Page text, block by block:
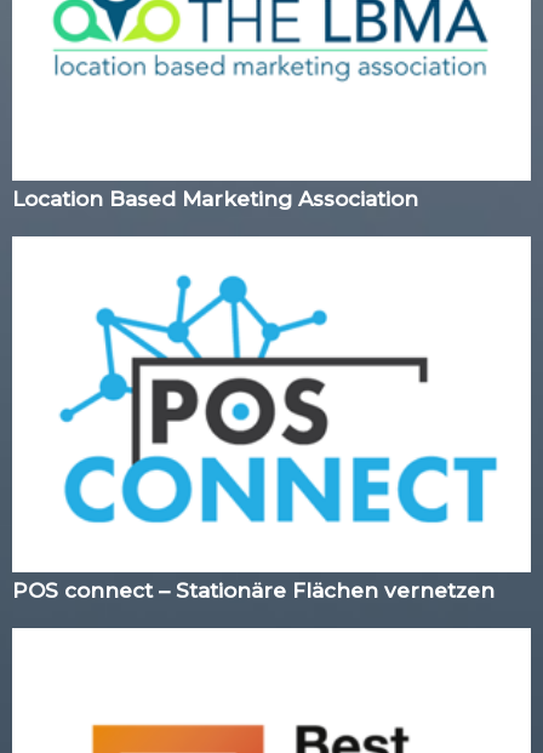
Location Based Marketing Association
POS connect – Stationäre Flächen vernetzen